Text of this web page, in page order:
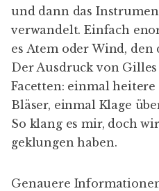
und dann das
verwandelt. Einfach
es Atem oder Wind,
Der Ausdruck von
Facetten: einmal
Bläser, einmal Klage
So klang es mir, doch
geklungen haben.
Genauere